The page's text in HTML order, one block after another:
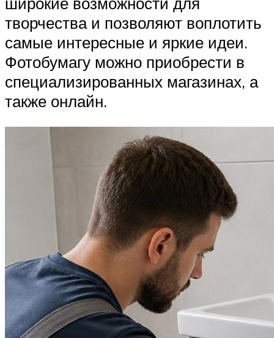
творчества и позволяют воплотить
самые интересные и яркие идеи.
Фотобумагу можно приобрести в
специализированных магазинах, а
также онлайн.